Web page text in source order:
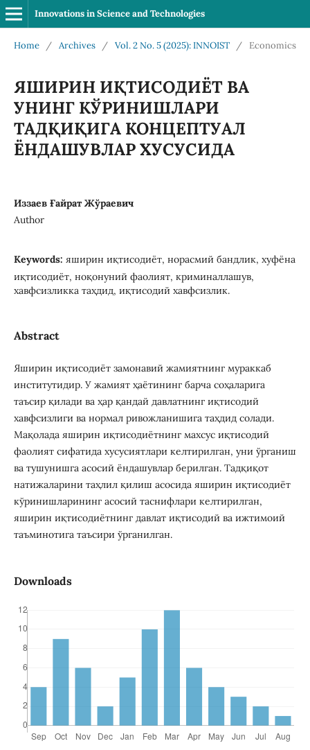
Innovations in Science and Technologies
Home / Archives / Vol. 2 No. 5 (2025): INNOIST / Economics
ЯШИРИН ИҚТИСОДИЁТ ВА
УНИНГ КЎРИНИШЛАРИ
ТАДҚИҚИГА КОНЦЕПТУАЛ
ЁНДАШУВЛАР ХУСУСИДА
Иззаев Ғайрат Жўраевич
Author
Keywords: яширин иқтисодиёт, норасмий бандлик, хуфёна
иқтисодиёт, ноқонуний фаолият, криминаллашув,
хавфсизликка таҳдид, иқтисодий хавфсизлик.
Abstract
Яширин иқтисодиёт замонавий жамиятнинг мураккаб
институтидир. У жамият ҳаётининг барча соҳаларига
таъсир қилади ва ҳар қандай давлатнинг иқтисодий
хавфсизлиги ва нормал ривожланишига таҳдид солади.
Мақолада яширин иқтисодиётнинг махсус иқтисодий
фаолият сифатида хусусиятлари келтирилган, уни ўрганиш
ва тушунишга асосий ёндашувлар берилган. Тадқиқот
натижаларини таҳлил қилиш асосида яширин иқтисодиёт
кўринишларининг асосий таснифлари келтирилган,
яширин иқтисодиётнинг давлат иқтисодий ва ижтимоий
таъминотига таъсири ўрганилган.
Downloads